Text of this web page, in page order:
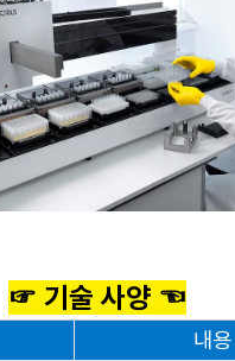
​☞ 기술 사양 ☜
내용